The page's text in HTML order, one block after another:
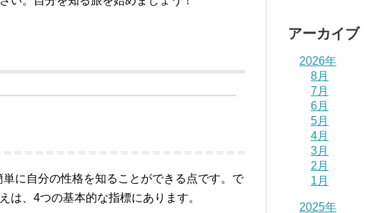
に自分の性格を知ることができる点です。で
は、4つの基本的な指標にあります。
アーカイブ
2026年
8月
7月
6月
5月
4月
3月
2月
1月
2025年